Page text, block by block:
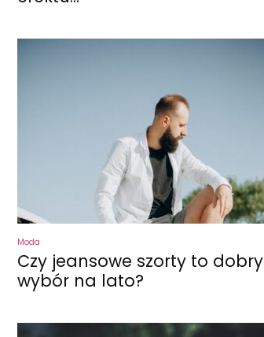
Moda
Czy jeansowe szorty to dobry
wybór na lato?